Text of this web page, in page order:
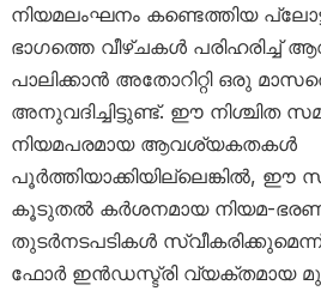
നിയമലംഘനം കണ്ടെത്തിയ
ഭാഗത്തെ വീഴ്ചകൾ പരിഹരിച്ച്
പാലിക്കാൻ അതോറിറ്റി ഒരു
അനുവദിച്ചിട്ടുണ്ട്. ഈ നിശ്ചിത
നിയമപരമായ ആവശ്യകതകൾ
പൂർത്തിയാക്കിയില്ലെങ്കിൽ, ഈ
കൂടുതൽ കർശനമായ നിയമ-
തുടർനടപടികൾ
ഫോർ ഇൻഡസ്ട്രി വ്യക്തമായ